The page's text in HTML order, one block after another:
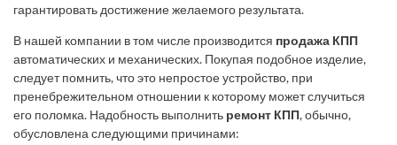
гарантировать достижение желаемого результата.
В нашей компании в том числе производится продажа КПП
автоматических и механических. Покупая подобное изделие,
следует помнить, что это непростое устройство, при
пренебрежительном отношении к которому может случиться
его поломка. Надобность выполнить ремонт КПП, обычно,
обусловлена следующими причинами: